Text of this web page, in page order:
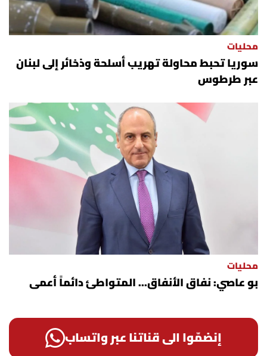
محليات
سوريا تحبط محاولة تهريب أسلحة وذخائر إلى لبنان
عبر طرطوس
محليات
بو عاصي: نفاق الأنفاق... المتواطئ دائماً أعمى
إنضمّوا الى قناتنا عبر واتساب